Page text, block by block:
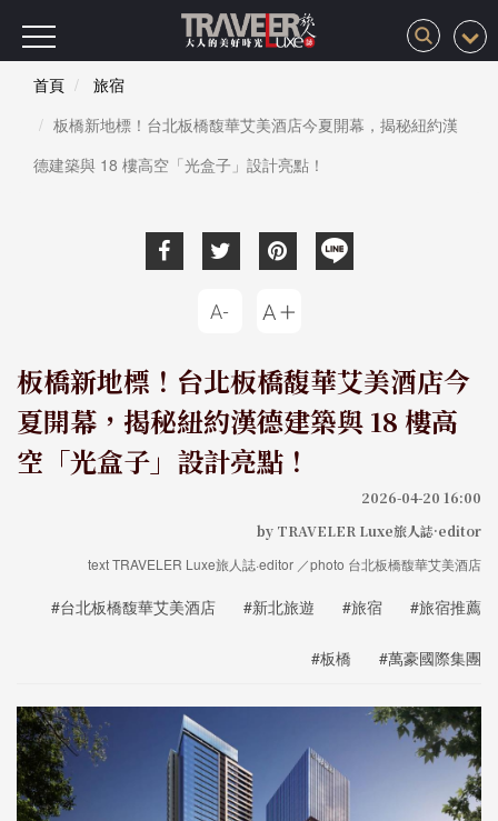
首頁
旅宿
板橋新地標！台北板橋馥華艾美酒店今夏開幕，揭秘紐約漢
德建築與 18 樓高空「光盒子」設計亮點！
板橋新地標！台北板橋馥華艾美酒店今
夏開幕，揭秘紐約漢德建築與 18 樓高
空「光盒子」設計亮點！
2026-04-20 16:00
by TRAVELER Luxe旅人誌·editor
text TRAVELER Luxe旅人誌·editor ／photo 台北板橋馥華艾美酒店
#台北板橋馥華艾美酒店 #新北旅遊 #旅宿 #旅宿推薦
#板橋 #萬豪國際集團